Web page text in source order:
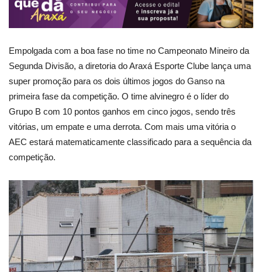
Empolgada com a boa fase no time no Campeonato Mineiro da
Segunda Divisão, a diretoria do Araxá Esporte Clube lança uma
super promoção para os dois últimos jogos do Ganso na
primeira fase da competição. O time alvinegro é o líder do
Grupo B com 10 pontos ganhos em cinco jogos, sendo três
vitórias, um empate e uma derrota. Com mais uma vitória o
AEC estará matematicamente classificado para a sequência da
competição.